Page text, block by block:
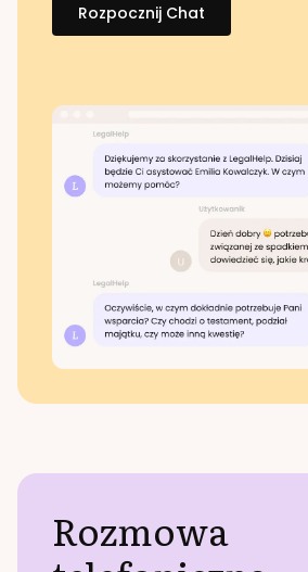
Rozpocznij Chat
Rozmowa